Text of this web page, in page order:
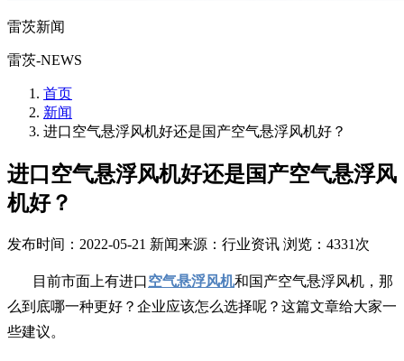
雷茨新闻
雷茨-NEWS
首页
新闻
进口空气悬浮风机好还是国产空气悬浮风机好？
进口空气悬浮风机好还是国产空气悬浮风
机好？
发布时间：2022-05-21 新闻来源：行业资讯 浏览：4331次
目前市面上有进口空气悬浮风机和国产空气悬浮风机，那
么到底哪一种更好？企业应该怎么选择呢？这篇文章给大家一
些建议。